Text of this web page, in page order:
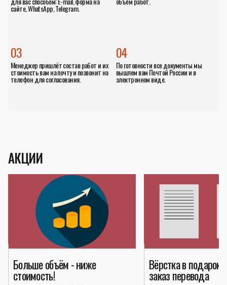
сайте, WhatsApp, Telegram.
04
По готовности все документы мы
вышлем вам Почтой России и в
электронном виде.
03
Менеджер пришлёт состав работ и их
стоимость вам на почту и позвонит на
телефон для согласования.
АКЦИИ
Больше объём - ниже
стоимость!
Вёрстка в подарок
заказ перевода